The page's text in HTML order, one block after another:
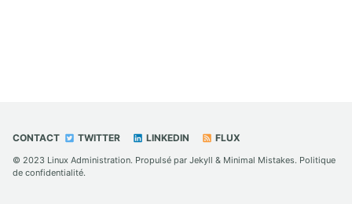
CONTACT TWITTER LINKEDIN FLUX
© 2023 Linux Administration. Propulsé par Jekyll & Minimal Mistakes. Politique
de confidentialité.